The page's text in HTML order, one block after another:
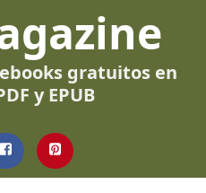
gratuitos en
y EPUB